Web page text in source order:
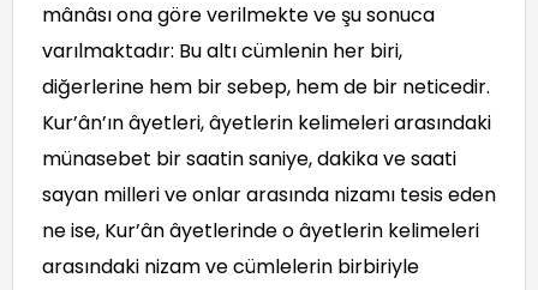
mânâsı ona göre verilmekte ve şu sonuca
varılmaktadır: Bu altı cümlenin her biri,
diğerlerine hem bir sebep, hem de bir neticedir.
Kur’ân’ın âyetleri, âyetlerin kelimeleri arasındaki
münasebet bir saatin saniye, dakika ve saati
sayan milleri ve onlar arasında nizamı tesis eden
ne ise, Kur’ân âyetlerinde o âyetlerin kelimeleri
arasındaki nizam ve cümlelerin birbiriyle